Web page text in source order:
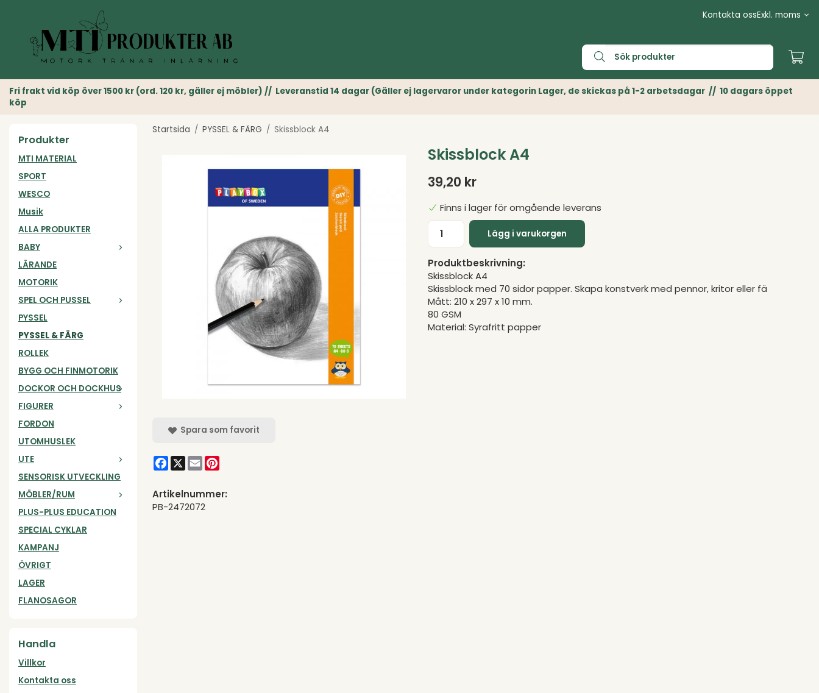
Kontakta oss
Fri frakt vid köp över 1500 kr (ord. 120 kr, gäller ej möbler) // Leveranstid 14 dagar (Gäller ej lagervaror under kategorin Lager, de skickas på 1-2 arbetsdagar // 10 dagars öppet
köp
Produkter
MTI MATERIAL
SPORT
WESCO
Musik
ALLA PRODUKTER
BABY
LÄRANDE
MOTORIK
SPEL OCH PUSSEL
PYSSEL
PYSSEL & FÄRG
ROLLEK
BYGG OCH FINMOTORIK
DOCKOR OCH DOCKHUS
FIGURER
FORDON
UTOMHUSLEK
UTE
SENSORISK UTVECKLING
MÖBLER/RUM
PLUS-PLUS EDUCATION
SPECIAL CYKLAR
KAMPANJ
ÖVRIGT
LAGER
FLANOSAGOR
Handla
Villkor
Kontakta oss
Startsida / PYSSEL & FÄRG / Skissblock A4
Skissblock A4
39,20 kr
Finns i lager för omgående leverans
Lägg i varukorgen
Produktbeskrivning:
Skissblock A4
Skissblock med 70 sidor papper. Skapa konstverk med pennor, kritor eller fä
Mått: 210 x 297 x 10 mm.
80 GSM
Material: Syrafritt papper
Spara som favorit
Facebook
X Email
Artikelnummer:
PB-2472072